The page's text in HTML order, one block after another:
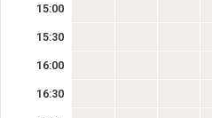
15:00
15:30
16:00
16:30